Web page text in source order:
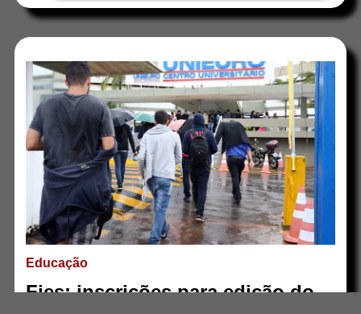
Educação
Fies: inscrições para edição do